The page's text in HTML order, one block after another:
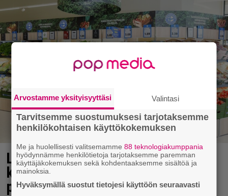
Lidl aloitti jättialennukset –
kotimaiset kasvikset jopa 40
prosentin alennuksessa
Arvostamme yksityisyyttäsi Valintasi
Tarvitsemme suostumuksesi tarjotaksemme
henkilökohtaisen käyttökokemuksen
Me ja huolellisesti valitsemamme88 teknologiakumppania
hyödynnämme henkilötietoja tarjotaksemme paremman
käyttäjäkokemuksen sekä kohdentaaksemme sisältöä ja
mainoksia.
Hyväksymällä suostut tietojesi käyttöön seuraavasti